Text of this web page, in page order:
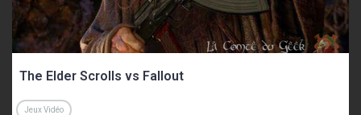
The Elder Scrolls vs Fallout
Jeux Vidéo